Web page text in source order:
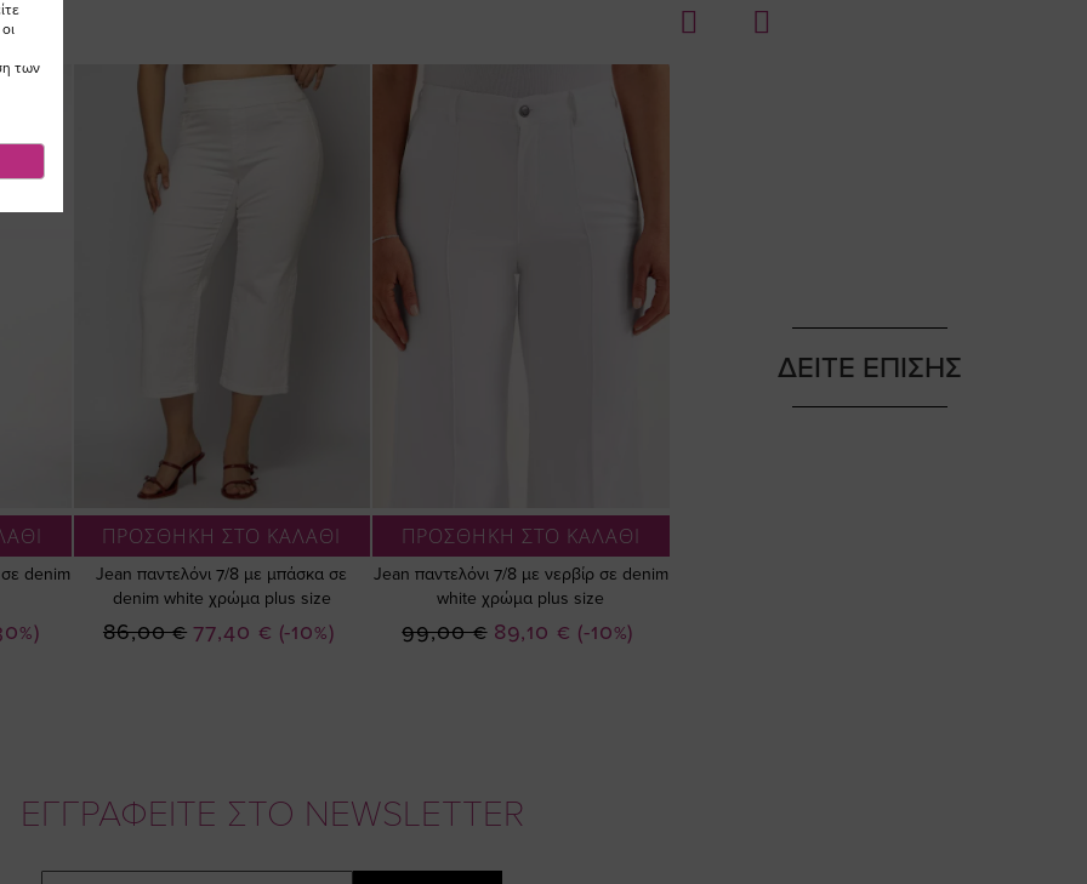
denim
ΠΡΟΣΘΗΚΗ ΣΤΟ ΚΑΛΑΘΙ
Jean παντελόνι 7/8 με μπάσκα σε
denim white χρώμα plus size
(-10%)
Ειδική
77,40 €
86,00 €
ΠΡΟΣΘΗΚΗ ΣΤΟ ΚΑΛΑΘΙ
Jean παντελόνι 7/8 με νερβίρ σε denim
white χρώμα plus size
(-10%)
Ειδική
89,10 €
99,00 €
ΔΕΙΤΕ ΕΠΙΣΗΣ
ΕΓΓΡΑΦΕΙΤΕ ΣΤΟ NEWSLETTER
των